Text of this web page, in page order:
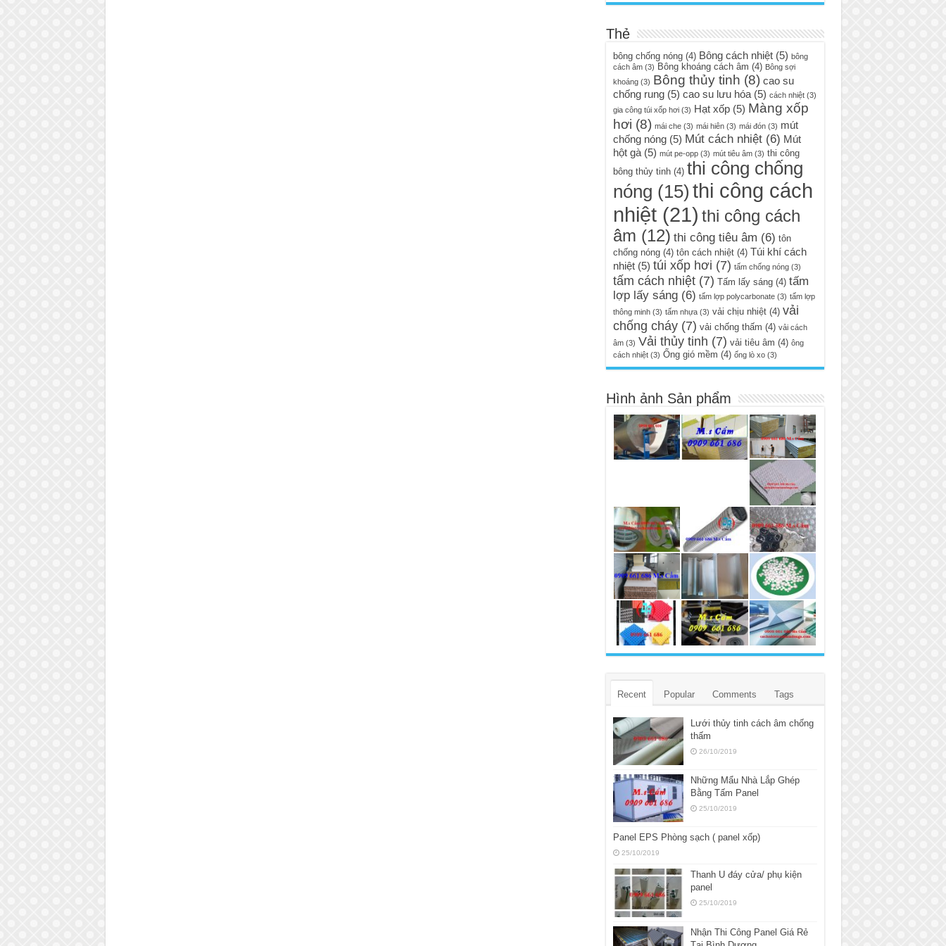
Thẻ
bông chống nóng(4) Bông cách nhiệt(5) bông
cách âm(3) Bông khoáng cách âm (4) Bông sợi
khoáng(3) Bông thủy tinh (8) cao su
chống rung(5) cao su lưu hóa(5) cách nhiệt(3)
gia công túi xốp hơi(3) Hạt xốp(5) Màng xốp
hơi (8) mái che(3) mái hiên(3) mái đón(3) mút
chống nóng(5) Mút cách nhiệt(6) Mút
hột gà(5) mút pe-opp(3) mút tiêu âm(3) thi công
bông thủy tinh(4) thi công chống
nóng (15) thi công cách
nhiệt(21) thi công cách
âm (12) thi công tiêu âm (6) tôn
chống nóng(4) tôn cách nhiệt(4) Túi khí cách
nhiệt(5) túi xốp hơi (7) tấm chống nóng(3)
tấm cách nhiệt(7) Tấm lấy sáng(4) tấm
lợp lấy sáng(6) tấm lợp polycarbonate(3) tấm lợp
thông minh(3) tấm nhựa(3) vải chịu nhiệt(4) vải
chống cháy(7) vải chống thấm (4) vải cách
âm(3) Vải thủy tinh (7) vải tiêu âm (4) ông
cách nhiệt(3) Ống gió mềm (4) ống lò xo(3)
Hình ảnh Sản phẩm
Recent Popular Comments Tags
Lưới thủy tinh cách âm chống
thấm
26/10/2019
Những Mẩu Nhà Lắp Ghép
Bằng Tấm Panel
25/10/2019
Panel EPS Phòng sạch ( panel xốp)
25/10/2019
Thanh U đáy cửa/ phụ kiện
panel
25/10/2019
Nhận Thi Công Panel Giá Rẻ